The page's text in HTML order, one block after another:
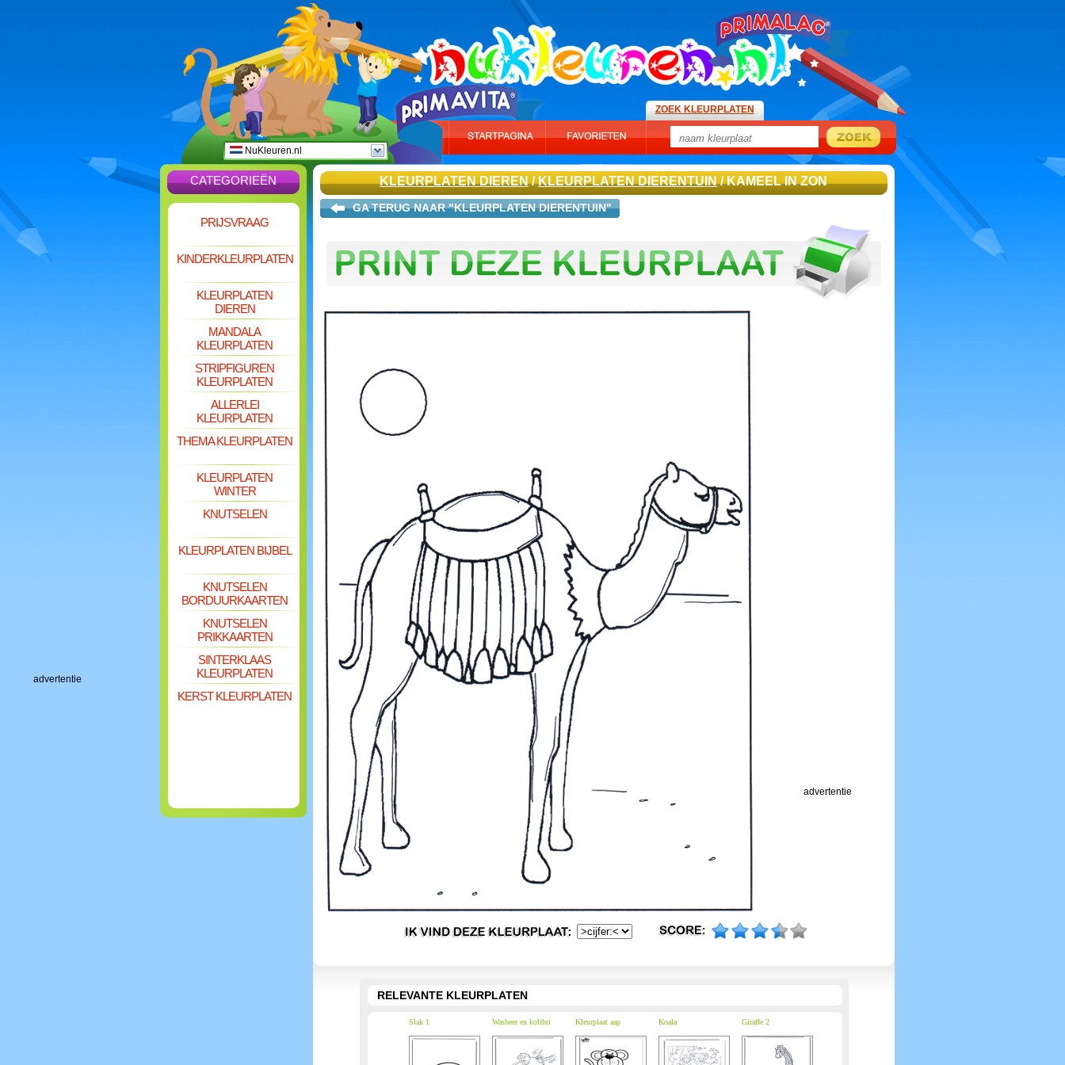
advertentie
NuKleuren.nl
ZOEK KLEURPLATEN
CATEGORIEËN
PRIJSVRAAG
KINDERKLEURPLATEN
KLEURPLATEN
DIEREN
MANDALA
KLEURPLATEN
STRIPFIGUREN
KLEURPLATEN
ALLERLEI
KLEURPLATEN
THEMA KLEURPLATEN
KLEURPLATEN
WINTER
KNUTSELEN
KLEURPLATEN BIJBEL
KNUTSELEN
BORDUURKAARTEN
KNUTSELEN
PRIKKAARTEN
SINTERKLAAS
KLEURPLATEN
KERST KLEURPLATEN
KLEURPLATEN DIEREN/KLEURPLATEN DIERENTUIN/ KAMEEL IN ZON
GA TERUG NAAR "KLEURPLATEN DIERENTUIN"
advertentie
RELEVANTE KLEURPLATEN
Slak 1 Wasbeer en kolibri Kleurplaat aap Koala Giraffe 2